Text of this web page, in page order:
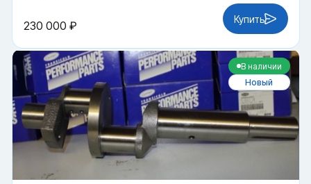
230 000 ₽ Купить
В наличии
Новый